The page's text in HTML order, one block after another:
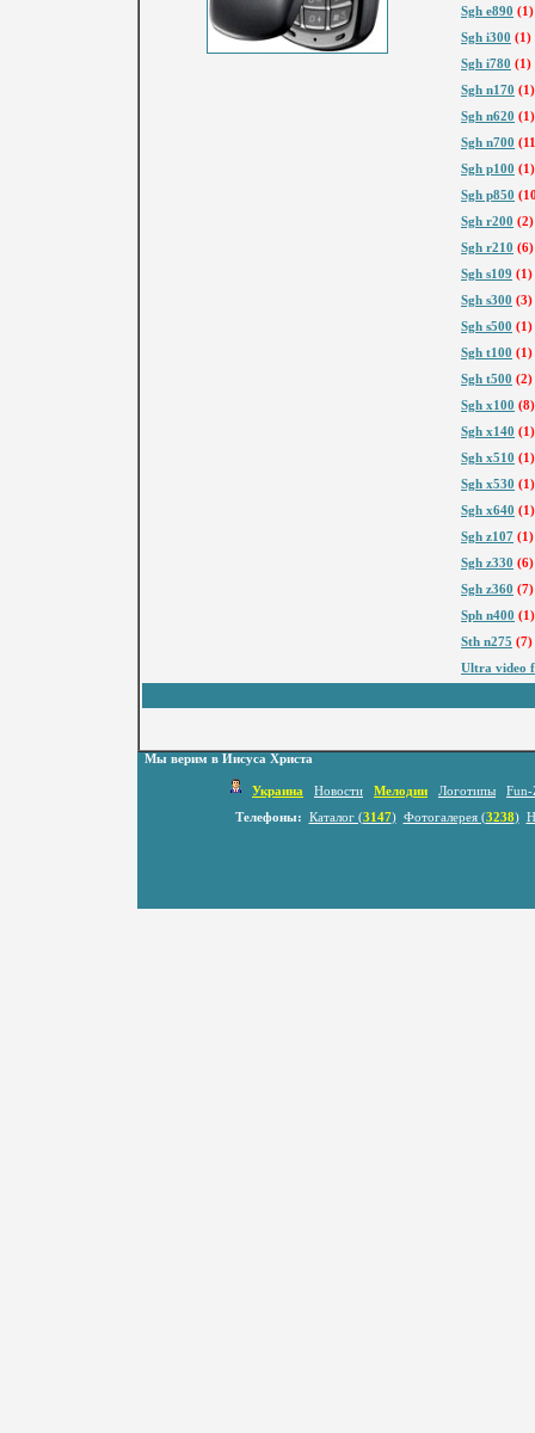
Sgh e890 (1)
Sgh i300 (1)
Sgh i780 (1)
Sgh n170 (1)
Sgh n620 (1)
Sgh n700
Sgh p100 (1)
Sgh p850
Sgh r200 (2)
Sgh r210 (6)
Sgh s109 (1)
Sgh s300 (3)
Sgh s500 (1)
Sgh t100 (1)
Sgh t500 (2)
Sgh x100 (8)
Sgh x140 (1)
Sgh x510 (1)
Sgh x530 (1)
Sgh x640 (1)
Sgh z107 (1)
Sgh z330 (6)
Sgh z360 (7)
Sph n400 (1)
Sth n275 (7)
Ultra video
Мы верим в Иисуса Христа
Украина Новости Мелодии Логотипы
Fun-
Телефоны:
Каталог (3147) Фотогалерея (3238)